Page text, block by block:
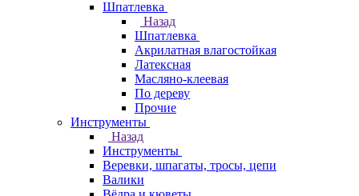
Шпатлевка
Назад
Шпатлевка
Акрилатная влагостойкая
Латексная
Масляно-клеевая
По дереву
Прочие
Инструменты
Назад
Инструменты
Веревки, шпагаты, тросы, цепи
Валики